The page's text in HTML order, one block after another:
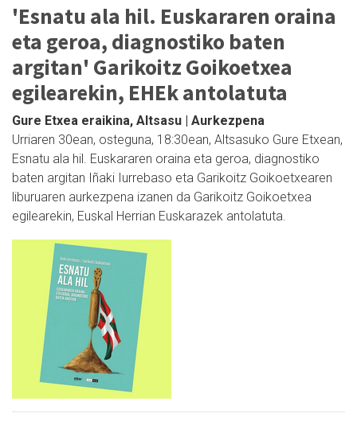
'Esnatu ala hil. Euskararen oraina
eta geroa, diagnostiko baten
argitan' Garikoitz Goikoetxea
egilearekin, EHEk antolatuta
Gure Etxea eraikina, Altsasu | Aurkezpena
Urriaren 30ean, osteguna, 18:30ean, Altsasuko Gure Etxean,
Esnatu ala hil. Euskararen oraina eta geroa, diagnostiko
baten argitan Iñaki Iurrebaso eta Garikoitz Goikoetxearen
liburuaren aurkezpena izanen da Garikoitz Goikoetxea
egilearekin, Euskal Herrian Euskarazek antolatuta.